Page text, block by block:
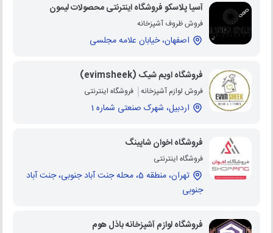
آسیا پلاسکو فروشگاه اینترنتی محصولات لیمون
فروش ظروف آشپزخانه
اصفهان، خیابان علامه مجلسی
فروشگاه اویم شیک (evimsheek)
فروش لوازم آشپزخانه فروشگاه اینترنتی
اردبیل، شهرک صنعتی شماره 1
فروشگاه اخوان شاپینگ
فروشگاه اینترنتی
تهران، منطقه 5، محله جنت آباد جنوبی، جنت آباد
جنوبی
فروشگاه لوازم آشپزخانه باذل هوم